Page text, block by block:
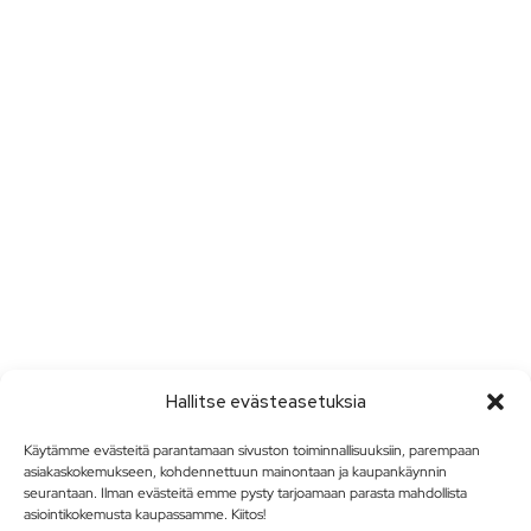
Hallitse evästeasetuksia
Käytämme evästeitä parantamaan sivuston toiminnallisuuksiin, parempaan
asiakaskokemukseen, kohdennettuun mainontaan ja kaupankäynnin
seurantaan. Ilman evästeitä emme pysty tarjoamaan parasta mahdollista
asiointikokemusta kaupassamme. Kiitos!